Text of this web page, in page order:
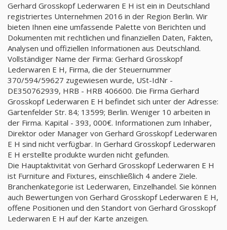
Gerhard Grosskopf Lederwaren E H ist ein in Deutschland
registriertes Unternehmen 2016 in der Region Berlin. Wir
bieten Ihnen eine umfassende Palette von Berichten und
Dokumenten mit rechtlichen und finanziellen Daten, Fakten,
Analysen und offiziellen Informationen aus Deutschland.
Vollständiger Name der Firma: Gerhard Grosskopf
Lederwaren E H, Firma, die der Steuernummer
370/594/59627 zugewiesen wurde, USt-IdNr -
DE350762939, HRB - HRB 406600. Die Firma Gerhard
Grosskopf Lederwaren E H befindet sich unter der Adresse:
Gartenfelder Str. 84; 13599; Berlin. Weniger 10 arbeiten in
der Firma. Kapital - 393, 000€. Informationen zum Inhaber,
Direktor oder Manager von Gerhard Grosskopf Lederwaren
E H sind nicht verfügbar. In Gerhard Grosskopf Lederwaren
E H erstellte produkte wurden nicht gefunden.
Die Hauptaktivität von Gerhard Grosskopf Lederwaren E H
ist Furniture and Fixtures, einschließlich 4 andere Ziele.
Branchenkategorie ist Lederwaren, Einzelhandel. Sie können
auch Bewertungen von Gerhard Grosskopf Lederwaren E H,
offene Positionen und den Standort von Gerhard Grosskopf
Lederwaren E H auf der Karte anzeigen.